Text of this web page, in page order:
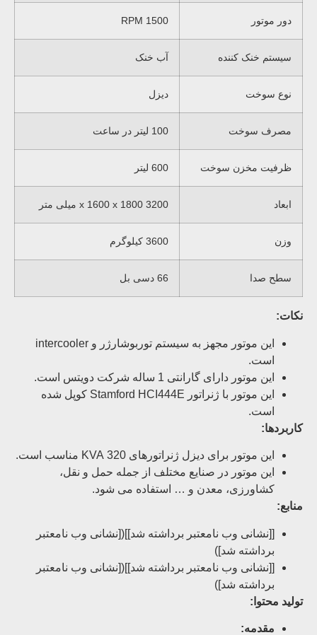
دور موتور 1500 RPM
سیستم خنک کننده آب خنک
نوع سوخت دیزل
مصرف سوخت 100 لیتر در ساعت
ظرفیت مخزن سوخت 600 لیتر
ابعاد 3200 x 1600 x 1800 میلی متر
وزن 3600 کیلوگرم
سطح صدا 66 دسی بل
نکات:
این موتور مجهز به سیستم توربوشارژر و intercooler
است.
این موتور دارای گارانتی 1 ساله شرکت دویتس است.
این موتور با ژنراتور Stamford HCI444E کوپل شده
است.
کاربردها:
این موتور برای دیزل ژنراتورهای 320 KVA مناسب است.
این موتور در صنایع مختلف از جمله حمل و نقل،
کشاورزی، معدن و … استفاده می شود.
منابع:
[[نشانی وب نامعتبر برداشته شد]]([نشانی وب نامعتبر
برداشته شد])
[[نشانی وب نامعتبر برداشته شد]]([نشانی وب نامعتبر
برداشته شد])
تولید محتوا:
مقدمه: